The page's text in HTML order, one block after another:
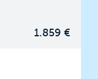
1.859 €